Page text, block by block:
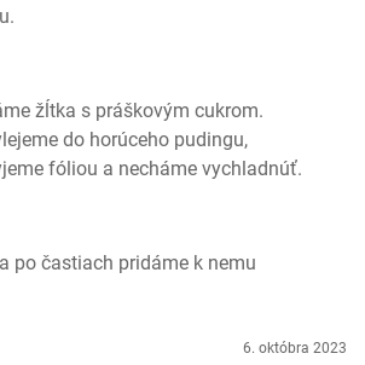
žĺtka s práškovým cukrom.
do horúceho pudingu,
fóliou a necháme vychladnúť.
po častiach pridáme k nemu
6. októbra 2023